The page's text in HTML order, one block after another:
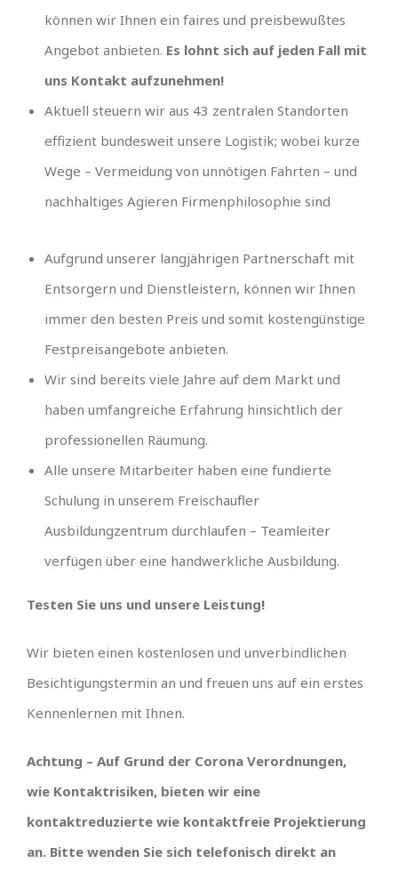
können wir Ihnen ein faires und preisbewußtes
Angebot anbieten. Es lohnt sich auf jeden Fall mit
uns Kontakt aufzunehmen!
Aktuell steuern wir aus 43 zentralen Standorten
effizient bundesweit unsere Logistik; wobei kurze
Wege – Vermeidung von unnötigen Fahrten – und
nachhaltiges Agieren Firmenphilosophie sind
Aufgrund unserer langjährigen Partnerschaft mit
Entsorgern und Dienstleistern, können wir Ihnen
immer den besten Preis und somit kostengünstige
Festpreisangebote anbieten.
Wir sind bereits viele Jahre auf dem Markt und
haben umfangreiche Erfahrung hinsichtlich der
professionellen Räumung.
Alle unsere Mitarbeiter haben eine fundierte
Schulung in unserem Freischaufler
Ausbildungzentrum durchlaufen – Teamleiter
verfügen über eine handwerkliche Ausbildung.
Testen Sie uns und unsere Leistung!
Wir bieten einen kostenlosen und unverbindlichen
Besichtigungstermin an und freuen uns auf ein erstes
Kennenlernen mit Ihnen.
Achtung – Auf Grund der Corona Verordnungen,
wie Kontaktrisiken, bieten wir eine
kontaktreduzierte wie kontaktfreie Projektierung
an. Bitte wenden Sie sich telefonisch direkt an